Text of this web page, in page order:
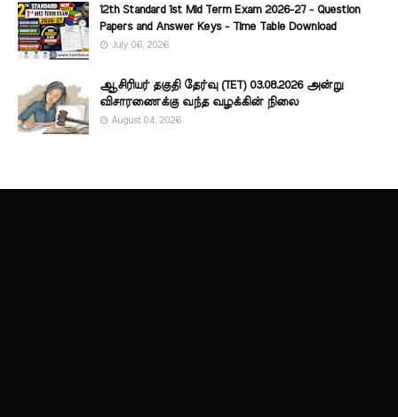
12th Standard 1st Mid Term Exam 2026-27 - Question
Papers and Answer Keys - Time Table Download
July 06, 2026
ஆசிரியர் தகுதி தேர்வு (TET) 03.08.2026 அன்று
விசாரணைக்கு வந்த வழக்கின் நிலை
August 04, 2026